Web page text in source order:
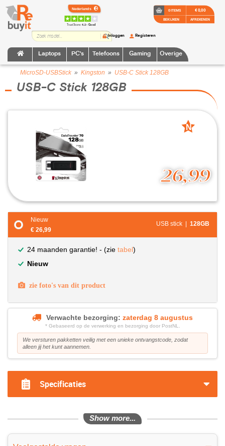
TrustScore:4.2 • Goed
Laptops PC's Telefoons Gaming Overige
Inloggen Registeren
0 ITEMS
BEKIJKEN
€ 0,00
AFREKENEN
MicroSD-USBStick » Kingston » USB-C Stick 128GB
USB-C Stick 128GB
26,99
N
Nieuw
€ 26,99
USB stick | 128GB
24 maanden garantie! - (zie tabel)
Nieuw
zie foto's van dit product
Verwachte bezorging: zaterdag 8 augustus
* Gebaseerd op de verwerking en bezorging door PostNL.
We versturen pakketten veilig met een unieke ontvangstcode, zodat
alleen jij het kunt aannemen.
Specificaties
Show more...